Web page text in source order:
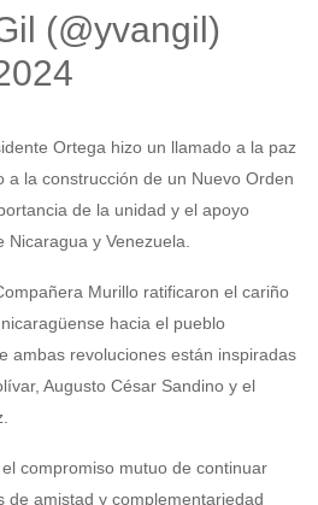
(@yvangil)
Ortega hizo un llamado a la paz
a la construcción de un Nuevo Orden
de la unidad y el apoyo
y Venezuela.
Murillo ratificaron el cariño
hacia el pueblo
ambas revoluciones están inspiradas
Augusto César Sandino y el
compromiso mutuo de continuar
de amistad y complementariedad